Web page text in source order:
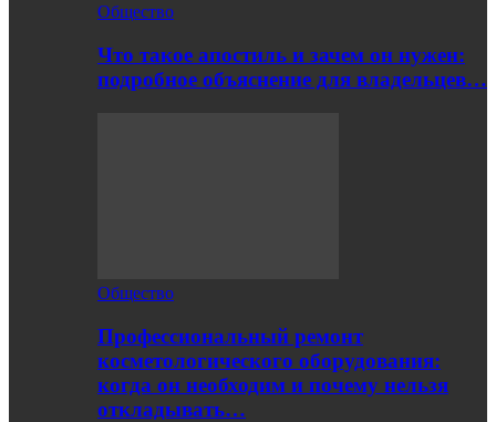
Общество
Что такое апостиль и зачем он нужен:
подробное объяснение для владельцев…
Общество
Профессиональный ремонт
косметологического оборудования:
когда он необходим и почему нельзя
откладывать…